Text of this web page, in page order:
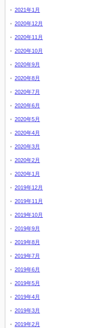
2021年1月
2020年12月
2020年11月
2020年10月
2020年9月
2020年8月
2020年7月
2020年6月
2020年5月
2020年4月
2020年3月
2020年2月
2020年1月
2019年12月
2019年11月
2019年10月
2019年9月
2019年8月
2019年7月
2019年6月
2019年5月
2019年4月
2019年3月
2019年2月